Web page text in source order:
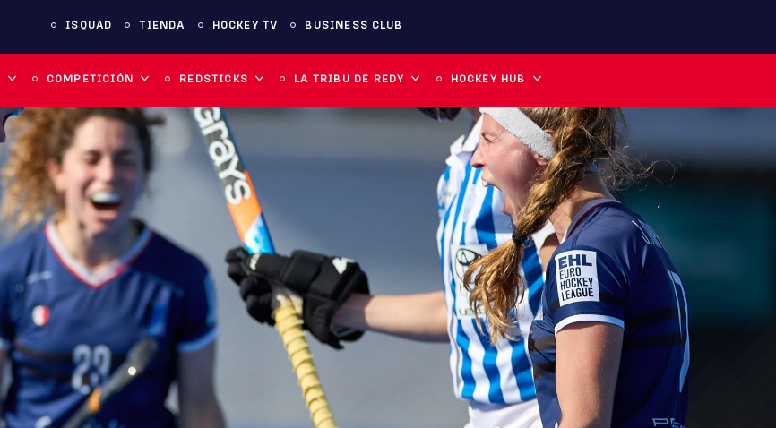
ISQUAD TIENDA HOCKEY TV BUSINESS CLUB
COMPETICIÓN REDSTICKS LA TRIBU DE REDY HOCKEY HUB